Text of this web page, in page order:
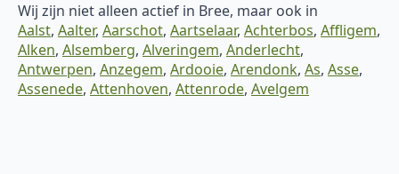
Wij zijn niet alleen actief in Bree, maar ook in
Aalst, Aalter, Aarschot, Aartselaar, Achterbos, Affligem,
Alken, Alsemberg, Alveringem, Anderlecht,
Antwerpen, Anzegem, Ardooie, Arendonk, As, Asse,
Assenede, Attenhoven, Attenrode, Avelgem